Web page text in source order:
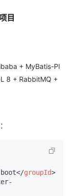
目
+ MyBatis-Pl
8 + RabbitMQ +
</groupId>